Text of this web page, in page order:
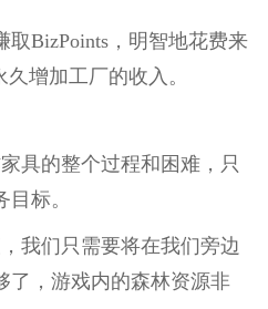
取BizPoints，明智地花费来
增加工厂的收入。
具的整个过程和困难，只
标。
我们只需要将在我们旁边
了，游戏内的森林资源非